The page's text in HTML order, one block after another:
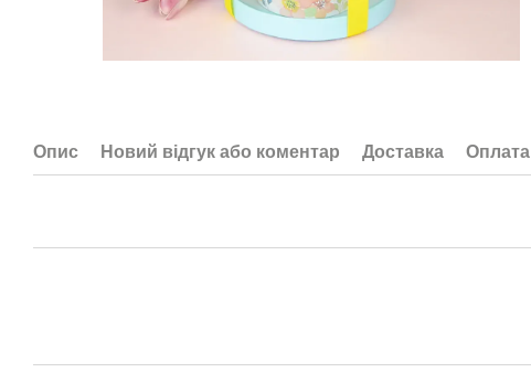
Опис Новий відгук або коментар Доставка Оплата